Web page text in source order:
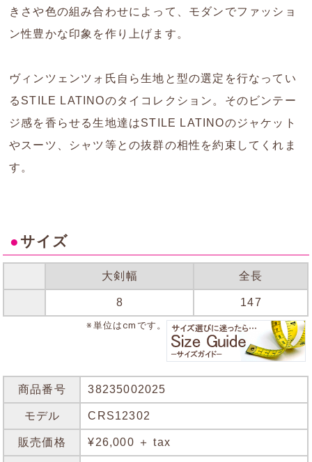
きさや色の組み合わせによって、モダンでファッショ
ン性豊かな印象を作り上げます。
ヴィンツェンツォ氏自ら生地と型の選定を行なってい
るSTILE LATINOのタイコレクション。そのビンテー
ジ感を香らせる生地達はSTILE LATINOのジャケット
やスーツ、シャツ等との抜群の相性を約束してくれま
す。
● サイズ
大剣幅 全長
8 147
※単位はcmです。
商品番号 38235002025
モデル CRS12302
販売価格 ¥26,000 ＋ tax